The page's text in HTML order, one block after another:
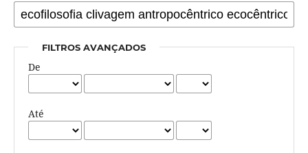
FILTROS AVANÇADOS
De
Até